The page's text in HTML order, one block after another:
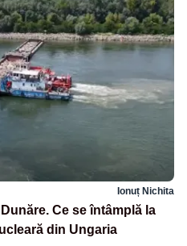
Ionuț Nichita
Ce se întâmplă la
din Ungaria